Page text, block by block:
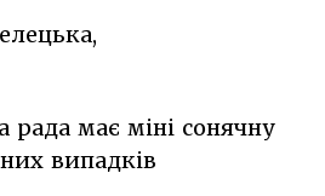
рада має міні сонячну
випадків